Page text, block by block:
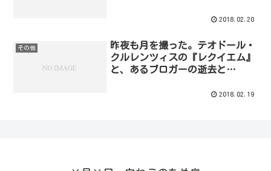
2018.02.20
その他
昨夜も月を撮った。テオドール・
クルレンツィスの『レクイエム』
と、あるブロガーの逝去と…
2018.02.19